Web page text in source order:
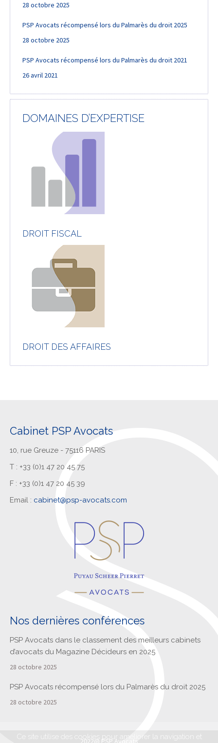
28 octobre 2025
PSP Avocats récompensé lors du Palmarès du droit 2025
28 octobre 2025
PSP Avocats récompensé lors du Palmarès du droit 2021
26 avril 2021
DOMAINES D’EXPERTISE
DROIT FISCAL
DROIT DES AFFAIRES
Cabinet PSP Avocats
10, rue Greuze - 75116 PARIS
T : +33 (0)1 47 20 45 75
F : +33 (0)1 47 20 45 39
Email : cabinet@psp-avocats.com
Nos dernières conférences
PSP Avocats dans le classement des meilleurs cabinets
d’avocats du Magazine Décideurs en 2025
28 octobre 2025
PSP Avocats récompensé lors du Palmarès du droit 2025
28 octobre 2025
2022@ PSP Avocats
Ce site utilise des cookies pour améliorer la navigation et